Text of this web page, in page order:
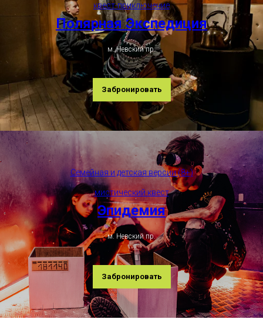
квест-приключение
Полярная Экспедиция
м. Невский пр.
Забронировать
Семейная и детская версии (8+)
мистический квест
Эпидемия
м. Невский пр.
Забронировать